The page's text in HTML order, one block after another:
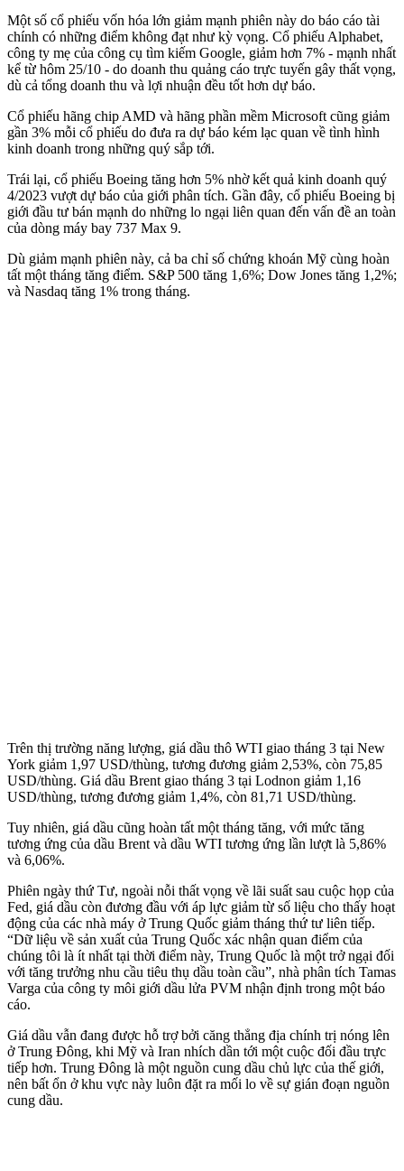
Một số cổ phiếu vốn hóa lớn giảm mạnh phiên này do báo cáo tài
chính có những điểm không đạt như kỳ vọng. Cổ phiếu Alphabet,
công ty mẹ của công cụ tìm kiếm Google, giảm hơn 7% - mạnh nhất
kể từ hôm 25/10 - do doanh thu quảng cáo trực tuyến gây thất vọng,
dù cả tổng doanh thu và lợi nhuận đều tốt hơn dự báo.
Cổ phiếu hãng chip AMD và hãng phần mềm Microsoft cũng giảm
gần 3% mỗi cổ phiếu do đưa ra dự báo kém lạc quan về tình hình
kinh doanh trong những quý sắp tới.
Trái lại, cổ phiếu Boeing tăng hơn 5% nhờ kết quả kinh doanh quý
4/2023 vượt dự báo của giới phân tích. Gần đây, cổ phiếu Boeing bị
giới đầu tư bán mạnh do những lo ngại liên quan đến vấn đề an toàn
của dòng máy bay 737 Max 9.
Dù giảm mạnh phiên này, cả ba chỉ số chứng khoán Mỹ cùng hoàn
tất một tháng tăng điểm. S&P 500 tăng 1,6%; Dow Jones tăng 1,2%;
và Nasdaq tăng 1% trong tháng.
Trên thị trường năng lượng, giá dầu thô WTI giao tháng 3 tại New
York giảm 1,97 USD/thùng, tương đương giảm 2,53%, còn 75,85
USD/thùng. Giá dầu Brent giao tháng 3 tại Lodnon giảm 1,16
USD/thùng, tương đương giảm 1,4%, còn 81,71 USD/thùng.
Tuy nhiên, giá dầu cũng hoàn tất một tháng tăng, với mức tăng
tương ứng của dầu Brent và dầu WTI tương ứng lần lượt là 5,86%
và 6,06%.
Phiên ngày thứ Tư, ngoài nỗi thất vọng về lãi suất sau cuộc họp của
Fed, giá dầu còn đương đầu với áp lực giảm từ số liệu cho thấy hoạt
động của các nhà máy ở Trung Quốc giảm tháng thứ tư liên tiếp.
“Dữ liệu về sản xuất của Trung Quốc xác nhận quan điểm của
chúng tôi là ít nhất tại thời điểm này, Trung Quốc là một trở ngại đối
với tăng trưởng nhu cầu tiêu thụ dầu toàn cầu”, nhà phân tích Tamas
Varga của công ty môi giới dầu lửa PVM nhận định trong một báo
cáo.
Giá dầu vẫn đang được hỗ trợ bởi căng thẳng địa chính trị nóng lên
ở Trung Đông, khi Mỹ và Iran nhích dần tới một cuộc đối đầu trực
tiếp hơn. Trung Đông là một nguồn cung dầu chủ lực của thế giới,
nên bất ổn ở khu vực này luôn đặt ra mối lo về sự gián đoạn nguồn
cung dầu.